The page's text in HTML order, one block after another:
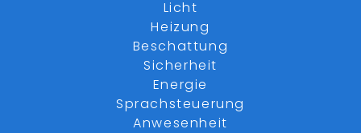
Licht
Heizung
Beschattung
Sicherheit
Energie
Sprachsteuerung
Anwesenheit